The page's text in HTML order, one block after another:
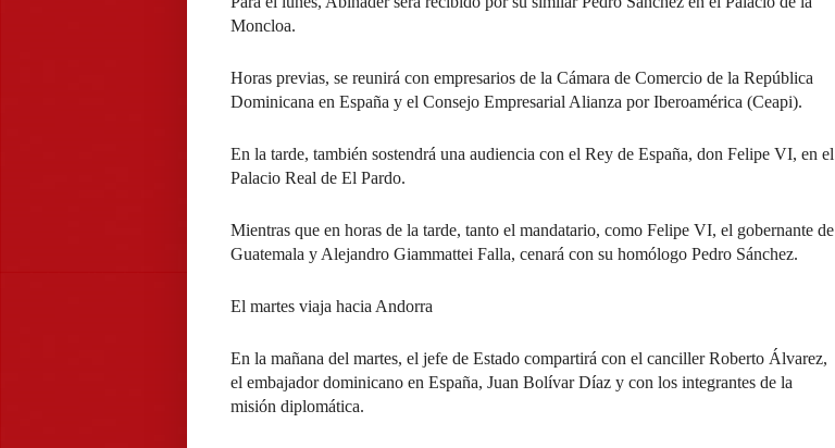
Moncloa.
Horas previas, se reunirá con empresarios de la Cámara de Comercio de la República
Dominicana en España y el Consejo Empresarial Alianza por Iberoamérica (Ceapi).
En la tarde, también sostendrá una audiencia con el Rey de España, don Felipe VI, en el
Palacio Real de El Pardo.
Mientras que en horas de la tarde, tanto el mandatario, como Felipe VI, el gobernante de
Guatemala y Alejandro Giammattei Falla, cenará con su homólogo Pedro Sánchez.
El martes viaja hacia Andorra
En la mañana del martes, el jefe de Estado compartirá con el canciller Roberto Álvarez,
el embajador dominicano en España, Juan Bolívar Díaz y con los integrantes de la
misión diplomática.